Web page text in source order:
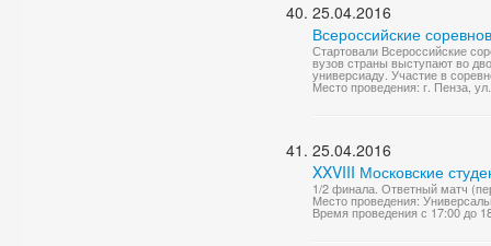
25.04.2016
Всероссийские
Стартовали Всероссийские
вузов страны выступают во
универсиаду. Участие в
Место проведения: г. Пенза,
25.04.2016
XXVIII Московские
1/2 финала. Ответный матч
Место проведения:
Время проведения с 17:00 до